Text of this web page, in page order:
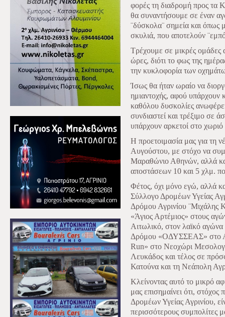
φορές τη διαδρομή προς τα
θα συναντήσουμε σε έναν
¨δύσκολα¨ σημεία και όπως
σκυλιά, που αποτελούν
Τρέχουμε σε μικρές ομάδες
ώρες, διότι το φως της
την κυκλοφορία των
Ίσως θα ήταν ωραίο να
ημιαντοχής, αφού υπάρχουν
καθόλου δυσκολίες
συνδιαστεί και τρέξιμο σε
υπάρχουν αρκετοί στο χωριό
Η προετοιμασία μας για τη
Αυγούστου, με στόχο να
Μαραθώνιο Αθηνών, αλλά
αποστάσεων 10 και 5 χλμ.
Φέτος, όχι μόνο εγώ, αλλά
Σύλλογο Δρομέων Υγείας
Δρόμου Αγρινίου
«Άγιος Αρτέμιος» στους
Αιτωλικό, στον λαϊκό
Δρόμου «ΟΔΥΣΣΕΑΣ» στο
Run» στο Νεοχώρι
Λευκάδος και τέλος σε
Κατούνα και τη Νεάπολη
Κλείνοντας αυτό το μικρό
μας επισημαίνει ότι,
Δρομέων Υγείας Αγρινίου,
περισσότερους συμπολίτες